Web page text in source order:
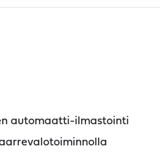
automaatti-ilmastointi